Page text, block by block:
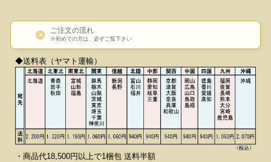
ご注文の流れ
※初めての方は、必ずご覧下さい
◆送料表（ヤマト運輸）
・商品代18,500円以上で1梱包 送料半額